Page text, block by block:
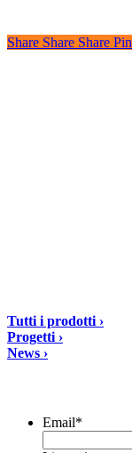
Share
Share Share Share Pin
Tutti i prodotti ›
Progetti ›
News ›
Email*